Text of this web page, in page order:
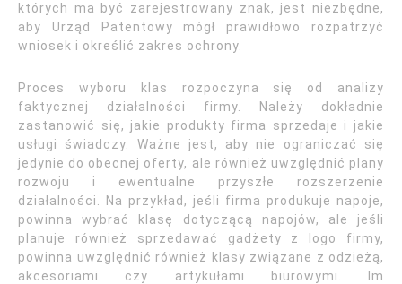
których ma być zarejestrowany znak, jest niezbędne,
aby Urząd Patentowy mógł prawidłowo rozpatrzyć
wniosek i określić zakres ochrony.
Proces wyboru klas rozpoczyna się od analizy
faktycznej działalności firmy. Należy dokładnie
zastanowić się, jakie produkty firma sprzedaje i jakie
usługi świadczy. Ważne jest, aby nie ograniczać się
jedynie do obecnej oferty, ale również uwzględnić plany
rozwoju i ewentualne przyszłe rozszerzenie
działalności. Na przykład, jeśli firma produkuje napoje,
powinna wybrać klasę dotyczącą napojów, ale jeśli
planuje również sprzedawać gadżety z logo firmy,
powinna uwzględnić również klasy związane z odzieżą,
akcesoriami czy artykułami biurowymi. Im